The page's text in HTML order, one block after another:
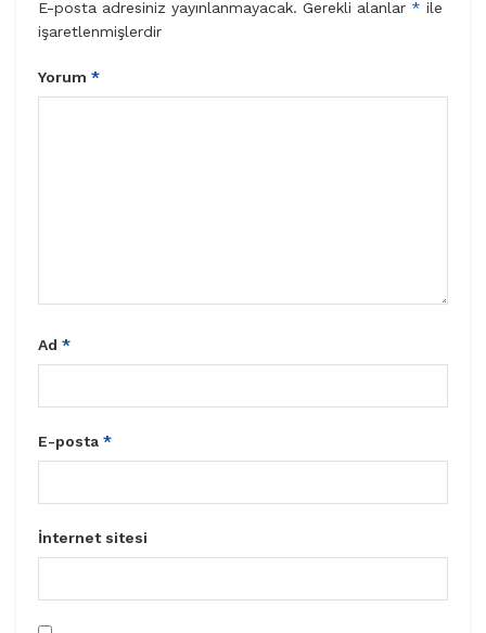
E-posta adresiniz yayınlanmayacak. Gerekli alanlar * ile
işaretlenmişlerdir
Yorum *
Ad *
E-posta *
İnternet sitesi